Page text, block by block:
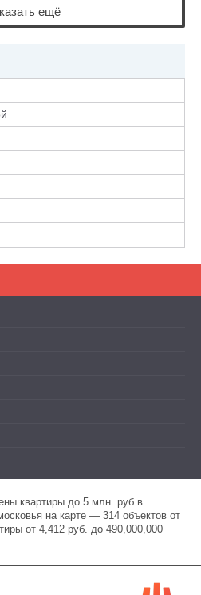
ещё
квартиры до 5 млн. руб в
на карте — 314 объектов от
от 4,412 руб. до 490,000,000